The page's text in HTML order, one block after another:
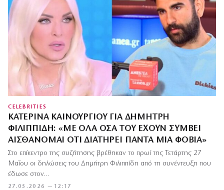
CELEBRITIES
ΚΑΤΕΡΊΝΑ ΚΑΙΝΟΎΡΓΙΟΥ ΓΙΑ ΔΗΜΉΤΡΗ
ΦΙΛΙΠΠΊΔΗ: «ΜΕ ΌΛΑ ΌΣΑ ΤΟΥ ΈΧΟΥΝ ΣΥΜΒΕΊ
ΑΙΣΘΆΝΟΜΑΙ ΌΤΙ ΔΙΑΤΗΡΕΊ ΠΆΝΤΑ ΜΙΑ ΦΟΒΊΑ»
27.05.2026 — 12:17
Στο επίκεντρο της συζήτησης βρέθηκαν το πρωί της Τετάρτης 27
Μαΐου οι δηλώσεις του Δημήτρη Φιλιππίδη από τη συνέντευξη που
έδωσε στον…